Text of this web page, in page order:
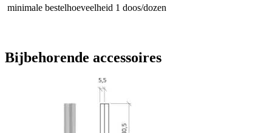
minimale bestelhoeveelheid 1 doos/dozen
Bijbehorende accessoires